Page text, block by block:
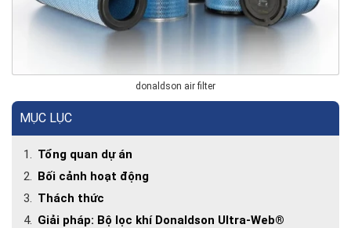
donaldson air filter
MỤC LỤC
Tổng quan dự án
Bối cảnh hoạt động
Thách thức
Giải pháp: Bộ lọc khí Donaldson Ultra-Web®